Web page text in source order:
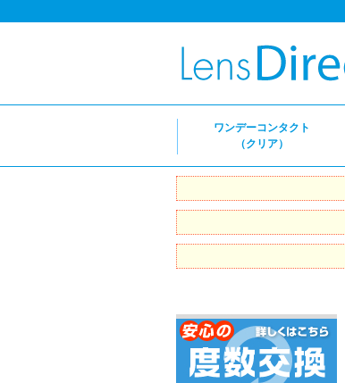
ワンデーコンタクト
（クリア）